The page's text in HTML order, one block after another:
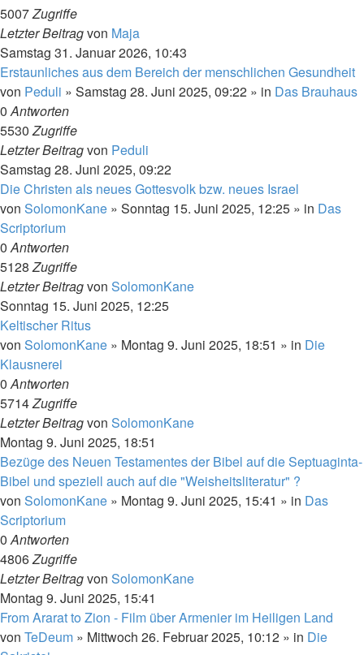
5007Zugriffe
Letzter Beitragvon Maja
Samstag 31. Januar 2026, 10:43
Erstaunliches aus dem Bereich der menschlichen Gesundheit
von Peduli » Samstag 28. Juni 2025, 09:22 » in Das Brauhaus
0Antworten
5530Zugriffe
Letzter Beitragvon Peduli
Samstag 28. Juni 2025, 09:22
Die Christen als neues Gottesvolk bzw. neues Israel
von SolomonKane » Sonntag 15. Juni 2025, 12:25 » in Das
Scriptorium
0Antworten
5128Zugriffe
Letzter Beitragvon SolomonKane
Sonntag 15. Juni 2025, 12:25
Keltischer Ritus
von SolomonKane » Montag 9. Juni 2025, 18:51 » in Die
Klausnerei
0Antworten
5714Zugriffe
Letzter Beitragvon SolomonKane
Montag 9. Juni 2025, 18:51
Bezüge des Neuen Testamentes der Bibel auf die Septuaginta-
Bibel und speziell auch auf die "Weisheitsliteratur" ?
von SolomonKane » Montag 9. Juni 2025, 15:41 » in Das
Scriptorium
0Antworten
4806Zugriffe
Letzter Beitragvon SolomonKane
Montag 9. Juni 2025, 15:41
From Ararat to Zion - Film über Armenier im Heiligen Land
von TeDeum » Mittwoch 26. Februar 2025, 10:12 » in Die